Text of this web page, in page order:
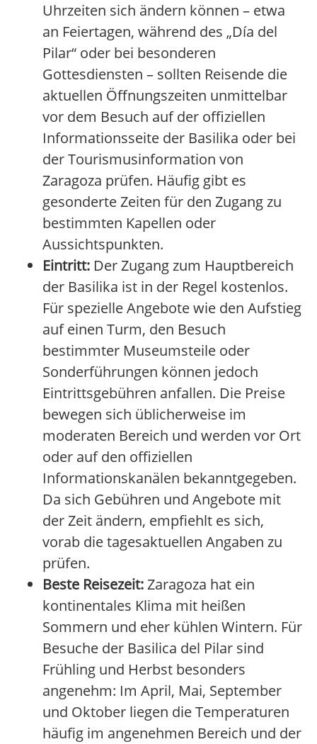
Uhrzeiten sich ändern können – etwa
an Feiertagen, während des „Día del
Pilar“ oder bei besonderen
Gottesdiensten – sollten Reisende die
aktuellen Öffnungszeiten unmittelbar
vor dem Besuch auf der offiziellen
Informationsseite der Basilika oder bei
der Tourismusinformation von
Zaragoza prüfen. Häufig gibt es
gesonderte Zeiten für den Zugang zu
bestimmten Kapellen oder
Aussichtspunkten.
Eintritt: Der Zugang zum Hauptbereich
der Basilika ist in der Regel kostenlos.
Für spezielle Angebote wie den Aufstieg
auf einen Turm, den Besuch
bestimmter Museumsteile oder
Sonderführungen können jedoch
Eintrittsgebühren anfallen. Die Preise
bewegen sich üblicherweise im
moderaten Bereich und werden vor Ort
oder auf den offiziellen
Informationskanälen bekanntgegeben.
Da sich Gebühren und Angebote mit
der Zeit ändern, empfiehlt es sich,
vorab die tagesaktuellen Angaben zu
prüfen.
Beste Reisezeit:Zaragoza hat ein
kontinentales Klima mit heißen
Sommern und eher kühlen Wintern. Für
Besuche der Basilica del Pilar sind
Frühling und Herbst besonders
angenehm: Im April, Mai, September
und Oktober liegen die Temperaturen
häufig im angenehmen Bereich und der